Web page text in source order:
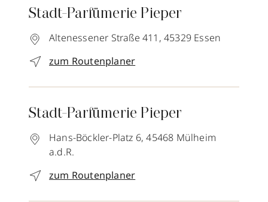
Stadt-Parfümerie Pieper
Altenessener Straße 411, 45329 Essen
zum Routenplaner
Stadt-Parfümerie Pieper
Hans-Böckler-Platz 6, 45468 Mülheim
a.d.R.
zum Routenplaner